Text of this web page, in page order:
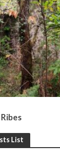
List